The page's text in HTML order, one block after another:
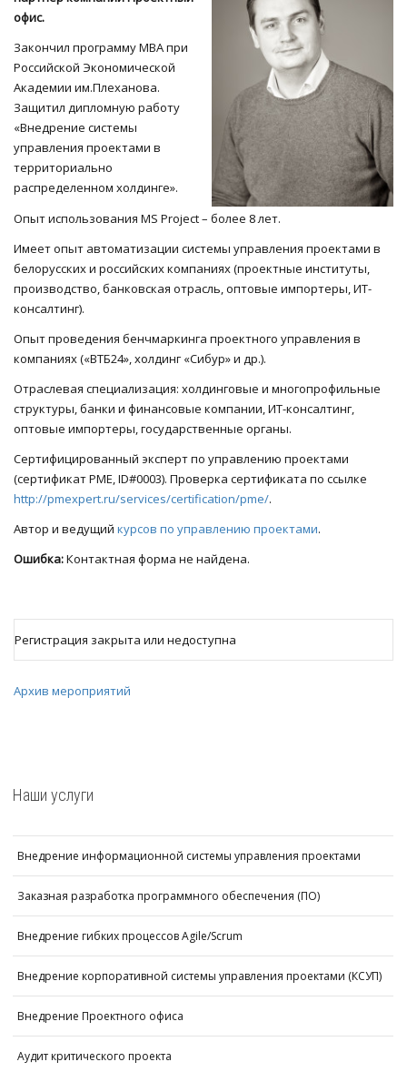
офис.
Закончил программу МВА при
Российской Экономической
Академии им.Плеханова.
Защитил дипломную работу
«Внедрение системы
управления проектами в
территориально
распределенном холдинге».
Опыт использования MS Project – более 8 лет.
Имеет опыт автоматизации системы управления проектами в
белорусских и российских компаниях (проектные институты,
производство, банковская отрасль, оптовые импортеры, ИТ-
консалтинг).
Опыт проведения бенчмаркинга проектного управления в
компаниях («ВТБ24», холдинг «Сибур» и др.).
Отраслевая специализация: холдинговые и многопрофильные
структуры, банки и финансовые компании, ИТ-консалтинг,
оптовые импортеры, государственные органы.
Сертифицированный эксперт по управлению проектами
(сертификат РМЕ, ID#0003). Проверка сертификата по ссылке
http://pmexpert.ru/services/certification/pme/.
Автор и ведущий курсов по управлению проектами.
Ошибка:Контактная форма не найдена.
Регистрация закрыта или недоступна
Архив мероприятий
Наши услуги
Внедрение информационной системы управления проектами
Заказная разработка программного обеспечения (ПО)
Внедрение гибких процессов Agile/Scrum
Внедрение корпоративной системы управления проектами (КСУП)
Внедрение Проектного офиса
Аудит критического проекта